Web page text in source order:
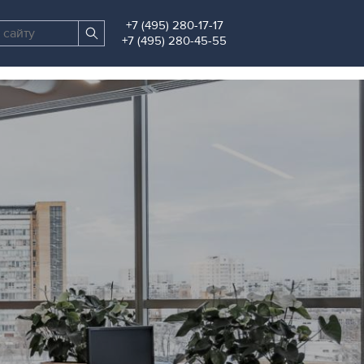
Поиск
по
Найти
+7 (495) 280-17-17
+7 (495) 280-45-55